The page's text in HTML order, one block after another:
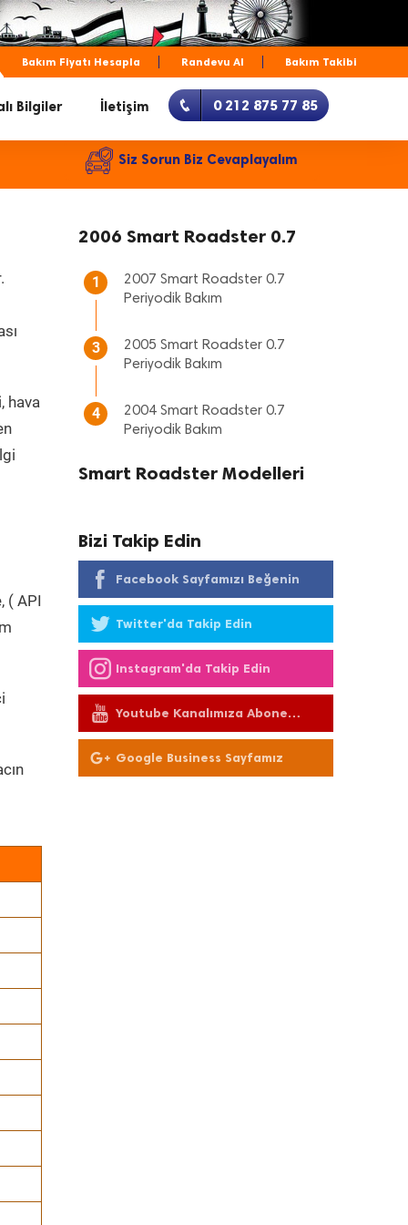
Bakım Fiyatı Hesapla Randevu Al Bakım Takibi
Bilgiler İletişim 0 212 875 77 85
Siz Sorun Biz Cevaplayalım
hava
( API
2006 Smart Roadster 0.7
1
2007 Smart Roadster 0.7
Periyodik Bakım
3
2005 Smart Roadster 0.7
Periyodik Bakım
4
2004 Smart Roadster 0.7
Periyodik Bakım
Smart Roadster Modelleri
Bizi Takip Edin
Facebook Sayfamızı Beğenin
Twitter'da Takip Edin
Instagram'da Takip Edin
Youtube Kanalımıza Abone
Olun
Google Business Sayfamız